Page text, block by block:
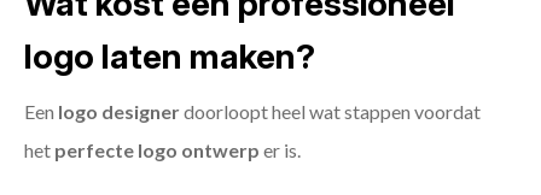
logo laten maken?
Een logo designerdoorloopt heel wat stappen voordat
het perfecte logo ontwerp er is.